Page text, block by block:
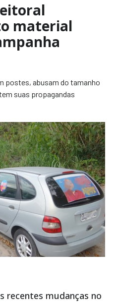
material
postes, abusam do tamanho
suas propagandas
recentes mudanças no